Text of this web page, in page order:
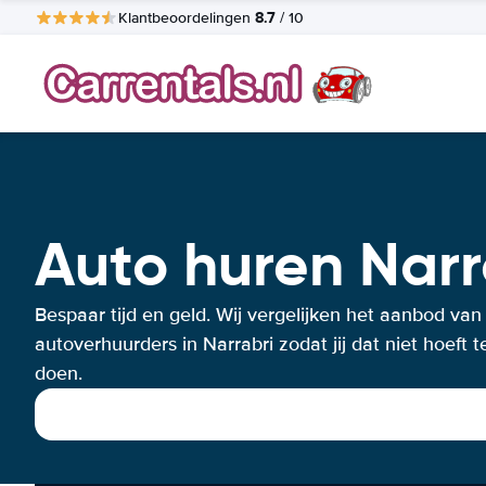
Klantbeoordelingen 8.7 / 10
Auto huren
Bespaar tijd en geld. Wij vergelijken het aanbod van
autoverhuurders in Narrabri zodat jij dat niet hoeft
doen.